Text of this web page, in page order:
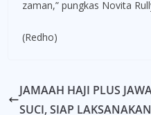
zaman,” pungkas Novita
(Redho)
JAMAAH HAJI PLUS
SUCI, SIAP